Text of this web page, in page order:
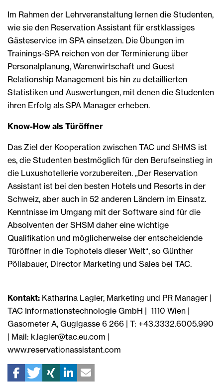
Im Rahmen der Lehrveranstaltung lernen die Studenten,
wie sie den Reservation Assistant für erstklassiges
Gästeservice im SPA einsetzen. Die Übungen im
Trainings-SPA reichen von der Terminierung über
Personalplanung, Warenwirtschaft und Guest
Relationship Management bis hin zu detaillierten
Statistiken und Auswertungen, mit denen die Studenten
ihren Erfolg als SPA Manager erheben.
Know-How als Türöffner
Das Ziel der Kooperation zwischen TAC und SHMS ist
es, die Studenten bestmöglich für den Berufseinstieg in
die Luxushotellerie vorzubereiten. „Der Reservation
Assistant ist bei den besten Hotels und Resorts in der
Schweiz, aber auch in 52 anderen Ländern im Einsatz.
Kenntnisse im Umgang mit der Software sind für die
Absolventen der SHSM daher eine wichtige
Qualifikation und möglicherweise der entscheidende
Türöffner in die Tophotels dieser Welt“, so Günther
Pöllabauer, Director Marketing und Sales bei TAC.
Kontakt: Katharina Lagler, Marketing und PR Manager |
TAC Informationstechnologie GmbH | 1110 Wien |
Gasometer A, Guglgasse 6 266 | T: +43.3332.6005.990
| Mail: k.lagler@tac.eu.com |
www.reservationassistant.com